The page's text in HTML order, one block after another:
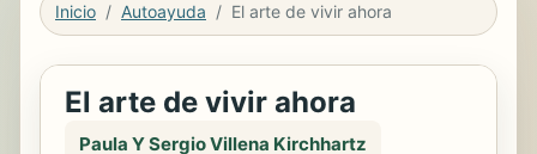
Inicio Autoayuda El arte de vivir ahora
El arte de vivir ahora
Paula Y Sergio Villena Kirchhartz